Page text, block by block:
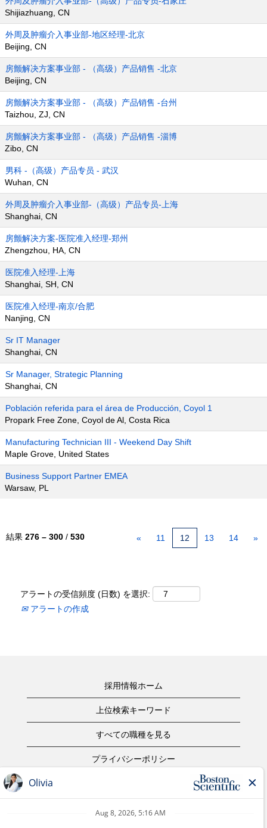
Shijiazhuang, CN
外周及肿瘤介入事业部-地区经理-北京
Beijing, CN
房颤解决方案事业部 - （高级）产品销售 -北京
Beijing, CN
房颤解决方案事业部 - （高级）产品销售 -台州
Taizhou, ZJ, CN
房颤解决方案事业部 - （高级）产品销售 -淄博
Zibo, CN
男科 -（高级）产品专员 - 武汉
Wuhan, CN
外周及肿瘤介入事业部-（高级）产品专员-上海
Shanghai, CN
房颤解决方案-医院准入经理-郑州
Zhengzhou, HA, CN
医院准入经理-上海
Shanghai, SH, CN
医院准入经理-南京/合肥
Nanjing, CN
Sr IT Manager
Shanghai, CN
Sr Manager, Strategic Planning
Shanghai, CN
Población referida para el área de Producción, Coyol 1
Propark Free Zone, Coyol de Al, Costa Rica
Manufacturing Technician III - Weekend Day Shift
Maple Grove, United States
Business Support Partner EMEA
Warsaw, PL
結果 276 – 300 / 530 « 11 12 13 14 »
アラートの受信頻度 (日数) を選択:
アラートの作成
採用情報ホーム
上位検索キーワード
すべての職種を見る
プライバシーポリシー